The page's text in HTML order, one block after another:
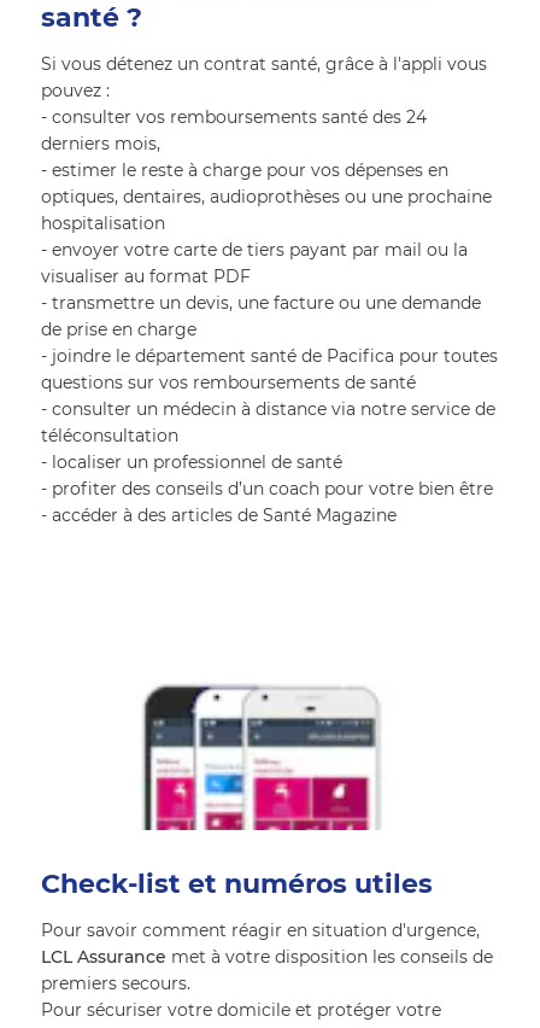
santé ?
Si vous détenez un contrat santé, grâce à l'appli vous
pouvez :
- consulter vos remboursements santé des 24
derniers mois,
- estimer le reste à charge pour vos dépenses en
optiques, dentaires, audioprothèses ou une prochaine
hospitalisation
- envoyer votre carte de tiers payant par mail ou la
visualiser au format PDF
- transmettre un devis, une facture ou une demande
de prise en charge
- joindre le département santé de Pacifica pour toutes
questions sur vos remboursements de santé
- consulter un médecin à distance via notre service de
téléconsultation
- localiser un professionnel de santé
- profiter des conseils d’un coach pour votre bien être
- accéder à des articles de Santé Magazine
Check-list et numéros utiles
Pour savoir comment réagir en situation d'urgence,
LCL Assurance met à votre disposition les conseils de
premiers secours.
Pour sécuriser votre domicile et protéger votre